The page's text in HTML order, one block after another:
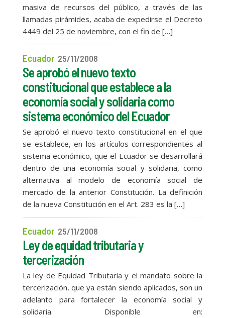
masiva de recursos del público, a través de las
llamadas pirámides, acaba de expedirse el Decreto
4449 del 25 de noviembre, con el fin de […]
Ecuador 25/11/2008
Se aprobó el nuevo texto
constitucional que establece a la
economía social y solidaria como
sistema económico del Ecuador
Se aprobó el nuevo texto constitucional en el que
se establece, en los artículos correspondientes al
sistema económico, que el Ecuador se desarrollará
dentro de una economía social y solidaria, como
alternativa al modelo de economía social de
mercado de la anterior Constitución. La definición
de la nueva Constitución en el Art. 283 es la […]
Ecuador 25/11/2008
Ley de equidad tributaria y
tercerización
La ley de Equidad Tributaria y el mandato sobre la
tercerización, que ya están siendo aplicados, son un
adelanto para fortalecer la economía social y
solidaria. Disponible en: